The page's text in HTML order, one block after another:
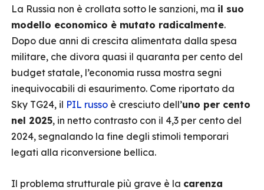
La Russia non è crollata sotto le sanzioni, ma il suo
modello economico è mutato radicalmente.
Dopo due anni di crescita alimentata dalla spesa
militare, che divora quasi il quaranta per cento del
budget statale, l’economia russa mostra segni
inequivocabili di esaurimento. Come riportato da
Sky TG24, il PIL russo è cresciuto dell’uno per cento
nel 2025, in netto contrasto con il 4,3 per cento del
2024, segnalando la fine degli stimoli temporari
legati alla riconversione bellica.
Il problema strutturale più grave è la carenza